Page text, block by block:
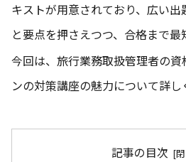
キストが用意されており、広い
と要点を押さえつつ、合格まで最
今回は、旅行業務取扱管理者の
ンの対策講座の魅力について詳し
記事の目次